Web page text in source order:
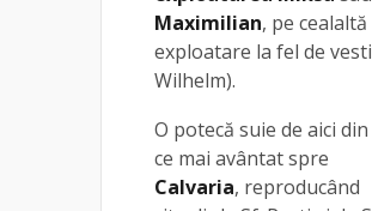
Maximilian, pe cealaltă
exploatare la fel de
Wilhelm).
O potecă suie de aici din
ce mai avântat spre
Calvaria, reproducând